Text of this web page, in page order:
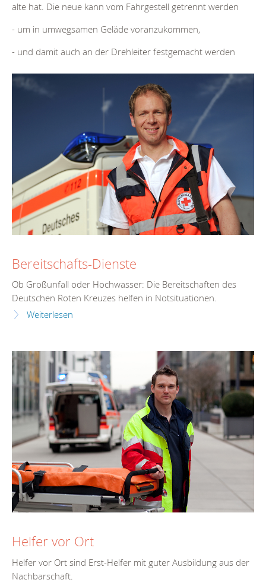
alte hat. Die neue kann vom Fahrgestell getrennt werden
- um in umwegsamen Geläde voranzukommen,
- und damit auch an der Drehleiter festgemacht werden
Bereitschafts-Dienste
Ob Großunfall oder Hochwasser: Die Bereitschaften des
Deutschen Roten Kreuzes helfen in Notsituationen.
Weiterlesen
Helfer vor Ort
Helfer vor Ort sind Erst-Helfer mit guter Ausbildung aus der
Nachbarschaft.